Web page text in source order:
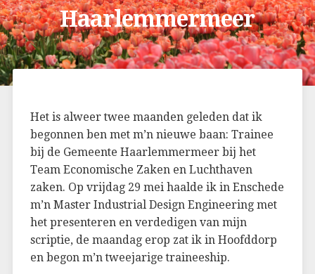
Haarlemmermeer
Het is alweer twee maanden geleden dat ik
begonnen ben met m’n nieuwe baan: Trainee
bij de Gemeente Haarlemmermeer bij het
Team Economische Zaken en Luchthaven
zaken. Op vrijdag 29 mei haalde ik in Enschede
m’n Master Industrial Design Engineering met
het presenteren en verdedigen van mijn
scriptie, de maandag erop zat ik in Hoofddorp
en begon m’n tweejarige traineeship.